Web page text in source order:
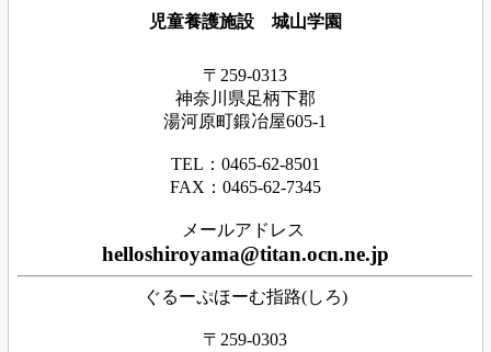
児童養護施設 城山学園
〒259-0313
神奈川県足柄下郡
湯河原町鍛冶屋605-1
TEL：0465‐62‐8501
FAX：0465‐62‐7345
メールアドレス
helloshiroyama@titan.ocn.ne.jp
ぐるーぷほーむ指路(しろ)
〒259-0303